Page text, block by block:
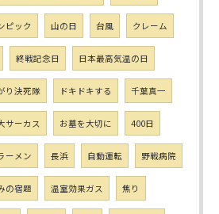
ピック 山の日 台風 クレーム
終戦記念日 日本最高気温の日
り決死隊 ドキドキする 千葉真一
サーカス お墓を大切に 400日
ーメン 長浜 自動運転 野戦病院
の宿題 温室効果ガス 焦り